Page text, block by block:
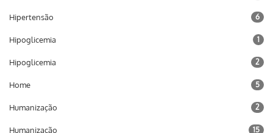
Hipertensão 6
Hipoglicemia 1
Hipoglicemia 2
Home 5
Humanização 2
Humanização 15